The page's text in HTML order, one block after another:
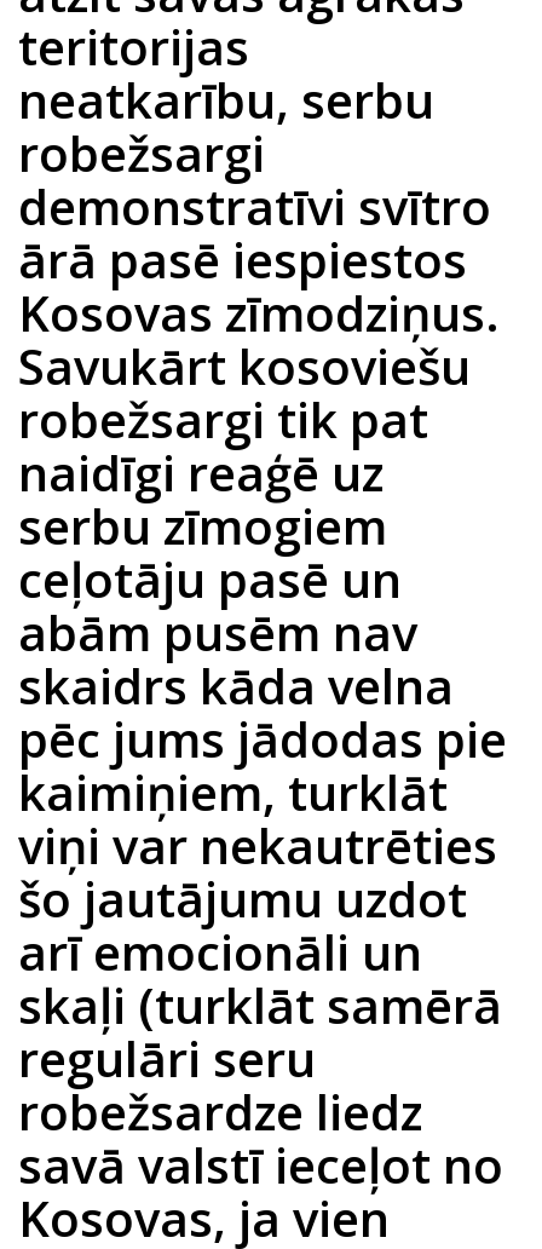
teritorijas
neatkarību, serbu
robežsargi
demonstratīvi svītro
ārā pasē iespiestos
Kosovas zīmodziņus.
Savukārt kosoviešu
robežsargi tik pat
naidīgi reaģē uz
serbu zīmogiem
ceļotāju pasē un
abām pusēm nav
skaidrs kāda velna
pēc jums jādodas pie
kaimiņiem, turklāt
viņi var nekautrēties
šo jautājumu uzdot
arī emocionāli un
skaļi (turklāt samērā
regulāri seru
robežsardze liedz
savā valstī ieceļot no
Kosovas, ja vien